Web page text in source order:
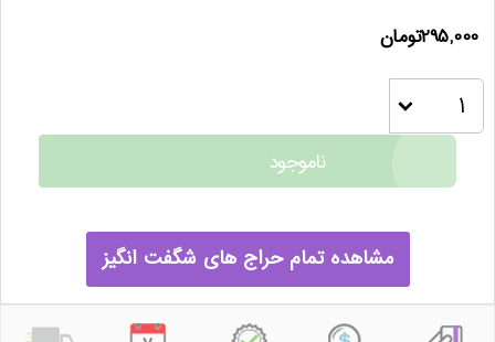
295,000تومان
ناموجود
مشاهده تمام حراج های شگفت انگیز